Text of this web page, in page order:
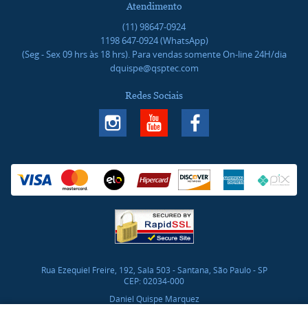
Atendimento
(11)98647-0924
1198647-0924(WhatsApp)
(Seg - Sex 09 hrs às 18 hrs). Para vendas somente On-line 24H/dia
dquispe@qsptec.com
Redes Sociais
Rua Ezequiel Freire, 192, Sala 503 -Santana, São Paulo-SP
CEP: 02034-000
Daniel Quispe Marquez